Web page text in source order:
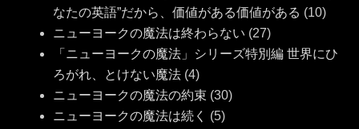
なたの英語”だから、価値がある価値がある (10)
ニューヨークの魔法は終わらない (27)
「ニューヨークの魔法」シリーズ特別編 世界にひ
ろがれ、とけない魔法(4)
ニューヨークの魔法の約束 (30)
ニューヨークの魔法は続く
(5)